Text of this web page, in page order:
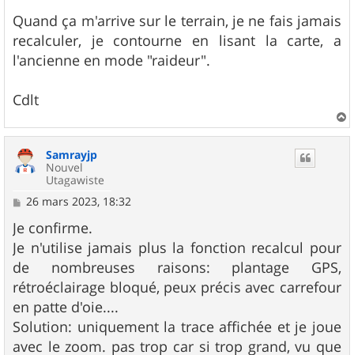
Quand ça m'arrive sur le terrain, je ne fais jamais
recalculer, je contourne en lisant la carte, a
l'ancienne en mode "raideur".
Cdlt
a
Samrayjp
Nouvel
Utagawiste
M
s
s
a
g
e
26 mars 2023, 18:32
Je confirme.
Je n'utilise jamais plus la fonction recalcul pour
de nombreuses raisons: plantage GPS,
rétroéclairage bloqué, peux précis avec carrefour
en patte d'oie....
Solution: uniquement la trace affichée et je joue
avec le zoom. pas trop car si trop grand, vu que